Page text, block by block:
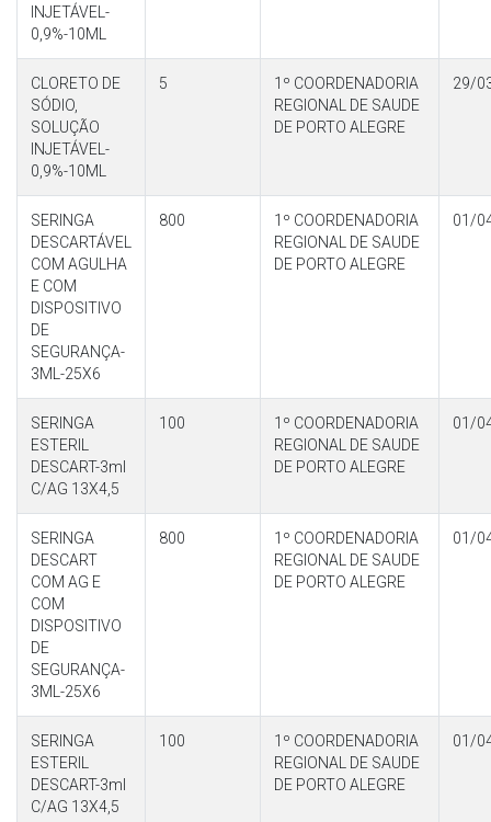
INJETÁVEL-
0,9%-10ML
CLORETO DE
SÓDIO,
SOLUÇÃO
INJETÁVEL-
0,9%-10ML
5
1º COORDENADORIA
REGIONAL DE SAUDE
DE PORTO ALEGRE
29/
SERINGA
DESCARTÁVEL
COM AGULHA
E COM
DISPOSITIVO
DE
SEGURANÇA-
3ML-25X6
800
1º COORDENADORIA
REGIONAL DE SAUDE
DE PORTO ALEGRE
01/
SERINGA
ESTERIL
DESCART-3ml
C/AG 13X4,5
100
1º COORDENADORIA
REGIONAL DE SAUDE
DE PORTO ALEGRE
01/
SERINGA
DESCART
COM AG E
COM
DISPOSITIVO
DE
SEGURANÇA-
3ML-25X6
800
1º COORDENADORIA
REGIONAL DE SAUDE
DE PORTO ALEGRE
01/
SERINGA
ESTERIL
DESCART-3ml
C/AG 13X4,5
100
1º COORDENADORIA
REGIONAL DE SAUDE
DE PORTO ALEGRE
01/